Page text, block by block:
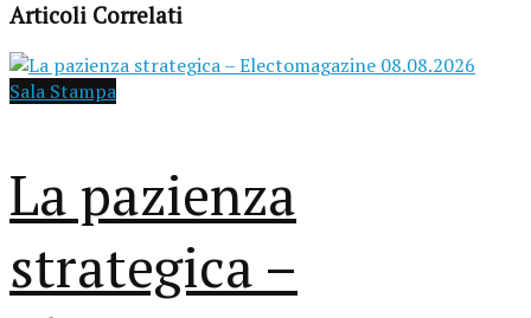
Articoli Correlati
Sala Stampa
La pazienza
strategica –